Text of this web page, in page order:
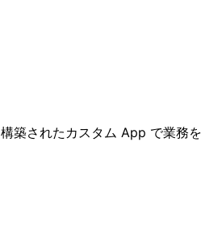
築されたカスタム App で業務を